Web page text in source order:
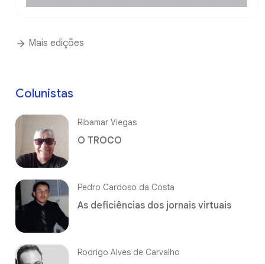
Mais edições
Colunistas
Ribamar Viegas
O TROCO
Pedro Cardoso da Costa
As deficiências dos jornais virtuais
Rodrigo Alves de Carvalho